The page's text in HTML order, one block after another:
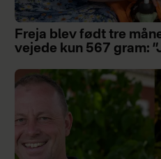
Freja blev født tre
vejede kun 567 gram: